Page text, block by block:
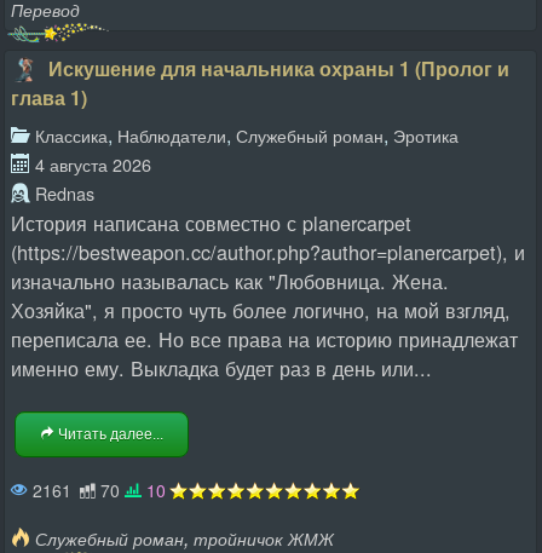
Перевод
Искушение для начальника охраны 1 (Пролог и
глава 1)
Классика, Наблюдатели, Служебный роман, Эротика
4 августа 2026
Rednas
История написана совместно с planercarpet
(https://bestweapon.cc/author.php?author=planercarpet), и
изначально называлась как "Любовница. Жена.
Хозяйка", я просто чуть более логично, на мой взгляд,
переписала ее. Но все права на историю принадлежат
именно ему. Выкладка будет раз в день или...
Читать далее...
2161 70
10
Служебный роман, тройничок ЖМЖ